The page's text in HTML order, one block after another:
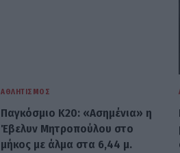
ΑΘΛΗΤΙΣΜΌΣ
Παγκόσμιο Κ20: «Ασημένια» η
Έβελυν Μητροπούλου στο
μήκος με άλμα στα 6,44 μ.